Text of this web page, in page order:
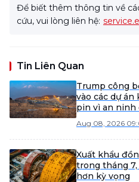
Để biết thêm thông tin về
cứu, vui lòng liên hệ:
Tin Liên Quan
Trump công
vào các dự án
pin vì an ninh
Aug 08, 2026
Xuất khẩu
trong tháng
hơn kỳ vọng